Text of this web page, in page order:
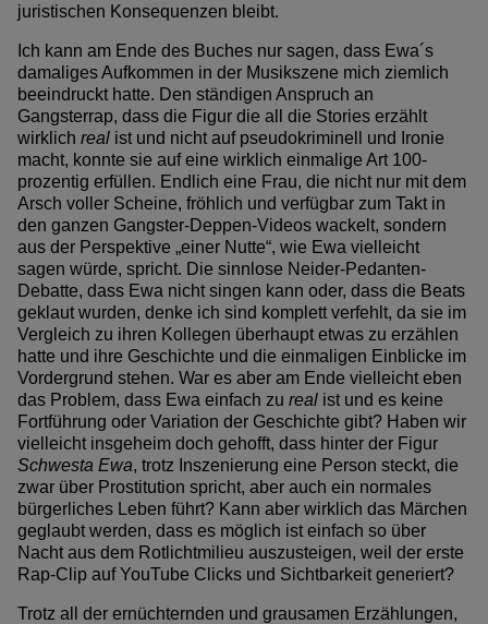
juristischen Konsequenzen bleibt.
Ich kann am Ende des Buches nur sagen, dass Ewa´s
damaliges Aufkommen in der Musikszene mich ziemlich
beeindruckt hatte. Den ständigen Anspruch an
Gangsterrap, dass die Figur die all die Stories erzählt
wirklich real ist und nicht auf pseudokriminell und Ironie
macht, konnte sie auf eine wirklich einmalige Art 100-
prozentig erfüllen. Endlich eine Frau, die nicht nur mit dem
Arsch voller Scheine, fröhlich und verfügbar zum Takt in
den ganzen Gangster-Deppen-Videos wackelt, sondern
aus der Perspektive „einer Nutte“, wie Ewa vielleicht
sagen würde, spricht. Die sinnlose Neider-Pedanten-
Debatte, dass Ewa nicht singen kann oder, dass die Beats
geklaut wurden, denke ich sind komplett verfehlt, da sie im
Vergleich zu ihren Kollegen überhaupt etwas zu erzählen
hatte und ihre Geschichte und die einmaligen Einblicke im
Vordergrund stehen. War es aber am Ende vielleicht eben
das Problem, dass Ewa einfach zu real ist und es keine
Fortführung oder Variation der Geschichte gibt? Haben wir
vielleicht insgeheim doch gehofft, dass hinter der Figur
Schwesta Ewa, trotz Inszenierung eine Person steckt, die
zwar über Prostitution spricht, aber auch ein normales
bürgerliches Leben führt? Kann aber wirklich das Märchen
geglaubt werden, dass es möglich ist einfach so über
Nacht aus dem Rotlichtmilieu auszusteigen, weil der erste
Rap-Clip auf YouTube Clicks und Sichtbarkeit generiert?
Trotz all der ernüchternden und grausamen Erzählungen,